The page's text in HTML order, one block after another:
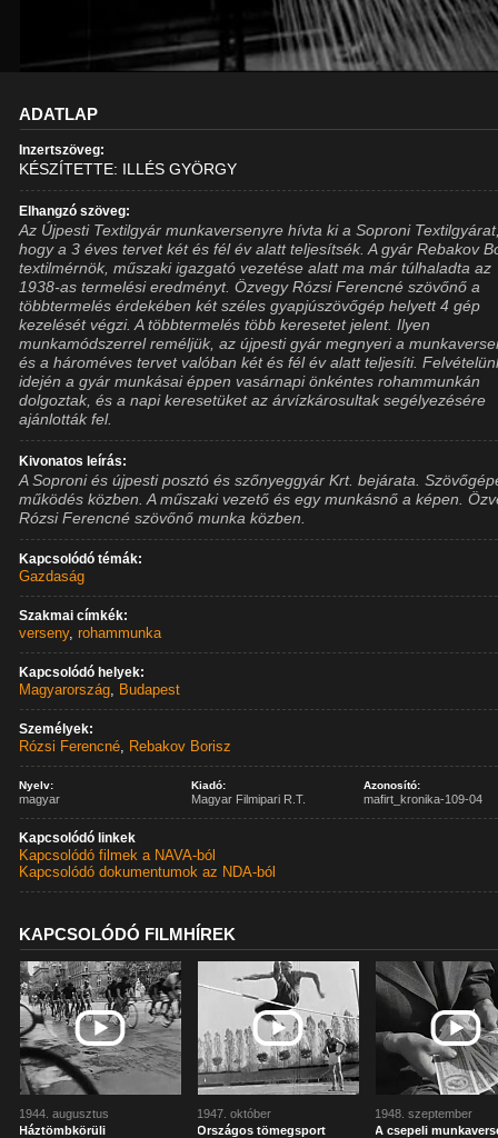
ADATLAP
Inzertszöveg:
KÉSZÍTETTE: ILLÉS GYÖRGY
Elhangzó szöveg:
Az Újpesti Textilgyár munkaversenyre hívta ki a Soproni
hogy a 3 éves tervet két és fél év alatt teljesítsék. A gyár Rebakov
textilmérnök, műszaki igazgató vezetése alatt ma már túlhaladta az
1938-as termelési eredményt. Özvegy Rózsi Ferencné szövőnő a
többtermelés érdekében két széles gyapjúszövőgép helyett 4 gép
kezelését végzi. A többtermelés több keresetet jelent. Ilyen
munkamódszerrel reméljük, az újpesti gyár megnyeri a
és a hároméves tervet valóban két és fél év alatt teljesíti.
idején a gyár munkásai éppen vasárnapi önkéntes rohammunkán
dolgoztak, és a napi keresetüket az árvízkárosultak segélyezésére
ajánlották fel.
Kivonatos leírás:
A Soproni és újpesti posztó és szőnyeggyár Krt. bejárata.
működés közben. A műszaki vezető és egy munkásnő a képen.
Rózsi Ferencné szövőnő munka közben.
Kapcsolódó témák:
Gazdaság
Szakmai címkék:
verseny,rohammunka
Kapcsolódó helyek:
Magyarország, Budapest
Személyek:
Rózsi Ferencné, Rebakov Borisz
Nyelv:
magyar
Kiadó:
Magyar Filmipari R.T.
Azonosító:
mafirt_kronika-109-04
Kapcsolódó linkek
Kapcsolódó filmek a NAVA-ból
Kapcsolódó dokumentumok az NDA-ból
KAPCSOLÓDÓ FILMHÍREK
1944. augusztus
Háztömbkörüli
1947. október
Országos tömegsport
1948. szeptember
A csepeli